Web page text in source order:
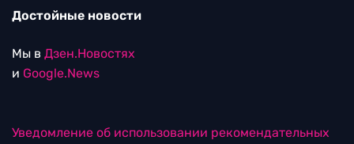
Достойные новости
Мы в Дзен.Новостях
и Google.News
Уведомление об использовании рекомендательных